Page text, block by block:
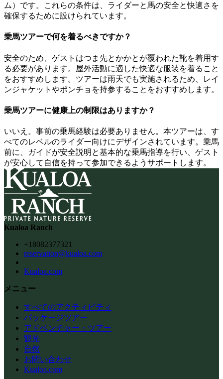
ム）です。これらの条件は、ライダーと馬の安全と快適さを
確保するために設けられています。
乗馬ツアーで何を着るべきですか？
安全のため、ゲストはつま先とかかとが覆われた靴を着用す
る必要があります。屋外活動に適した快適な服装を着ること
をおすすめします。ツアーは雨天でも実施されるため、レイ
ンジャケットやポンチョを持参することをおすすめします。
乗馬ツアーに健康上の制限はありますか？
いいえ。事前の乗馬経験は必要ありません。本ツアーは、す
べてのレベルのライダー向けにデザインされています。乗馬
前に、ガイドが安全説明と基本的な乗馬指導を行い、ゲスト
が安心して自信を持って参加できるようサポートします。
Kualoa Ranch
+18082377321
reservation@kualoa.com
Kualoa.com
メニュー
すべてのアクティビティ
パッケージツアー
アドベンチャー・ツアー
観光
自然
お問い合わせ
Kualoa.com